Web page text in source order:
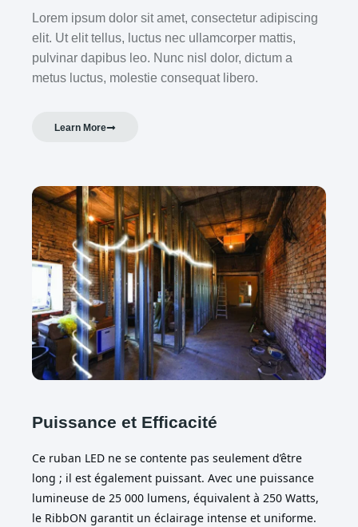
Lorem ipsum dolor sit amet, consectetur adipiscing
elit. Ut elit tellus, luctus nec ullamcorper mattis,
pulvinar dapibus leo. Nunc nisl dolor, dictum a
metus luctus, molestie consequat libero.
Learn More
Puissance et Efficacité
Ce ruban LED ne se contente pas seulement d’être
long ; il est également puissant. Avec une puissance
lumineuse de 25 000 lumens, équivalent à 250 Watts,
le RibbON garantit un éclairage intense et uniforme.